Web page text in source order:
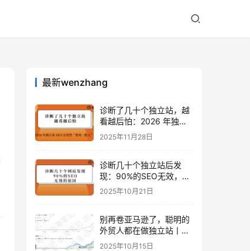
最新wenzhang
诊断了几十个独立站，越
看越后怕：2026 年独立
站 SEO 可能会突然“卷死
一批人”？
2025年11月28日
诊断几十个独立站后发
现：90%的SEO无效，是
因为忽略了这关键一步
2025年10月21日
别再卷亚马逊了，聪明的
外贸人都在做独立站丨出
海笔记
2025年10月15日